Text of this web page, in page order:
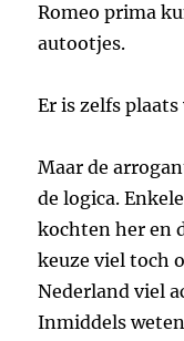
Romeo prima
autootjes.
Er is zelfs
Maar de
de logica.
kochten her en
keuze viel toch
Nederland viel
Inmiddels